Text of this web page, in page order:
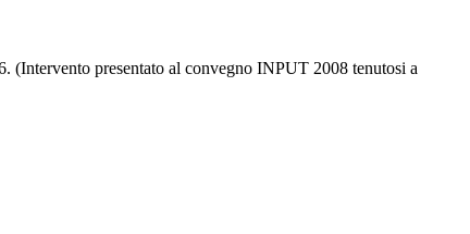
presentato al convegno INPUT 2008 tenutosi a